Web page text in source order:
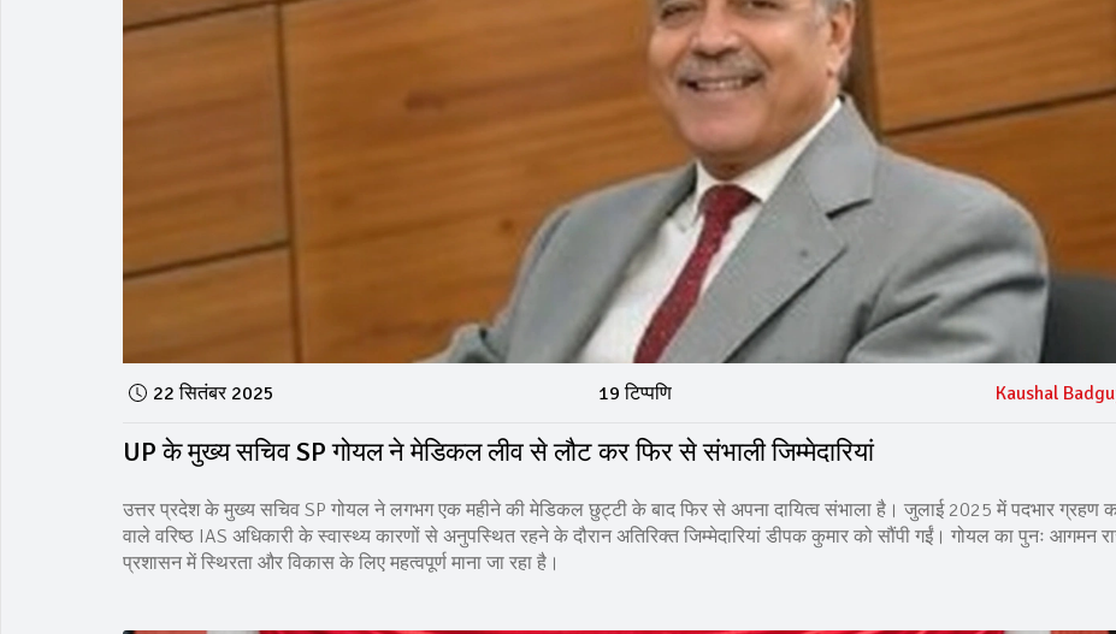
22 सितंबर 2025 19 टिप्पणि Kaushal
UP के मुख्य सचिव SP गोयल ने मेडिकल लीव से लौट कर फिर से संभाली जिम्मेदारियां
उत्तर प्रदेश के मुख्य सचिव SP गोयल ने लगभग एक महीने की मेडिकल छुट्टी के बाद फिर से अपना दायित्व संभाला है। जुलाई 2025 में पदभार ग्रहण
वाले वरिष्ठ IAS अधिकारी के स्वास्थ्य कारणों से अनुपस्थित रहने के दौरान अतिरिक्त जिम्मेदारियां डीपक कुमार को सौंपी गईं। गोयल का पुनः आगमन
प्रशासन में स्थिरता और विकास के लिए महत्वपूर्ण माना जा रहा है।